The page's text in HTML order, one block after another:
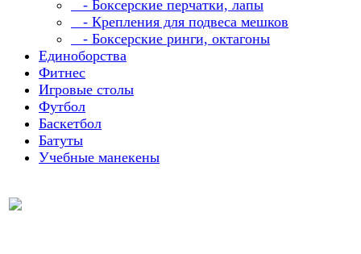
- Боксерские перчатки, лапы
- Крепления для подвеса мешков
- Боксерские ринги, октагоны
Единоборства
Фитнес
Игровые столы
Футбол
Баскетбол
Батуты
Учебные манекены